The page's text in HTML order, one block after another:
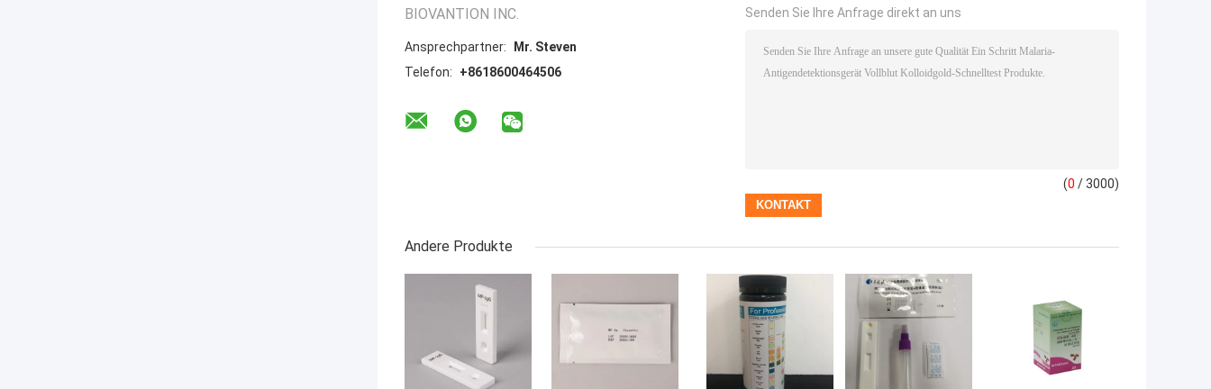
BIOVANTION INC.
Ansprechpartner:
Mr. Steven
Telefon:
+8618600464506
Senden Sie Ihre Anfrage direkt an uns
(0 / 3000)
Andere Produkte